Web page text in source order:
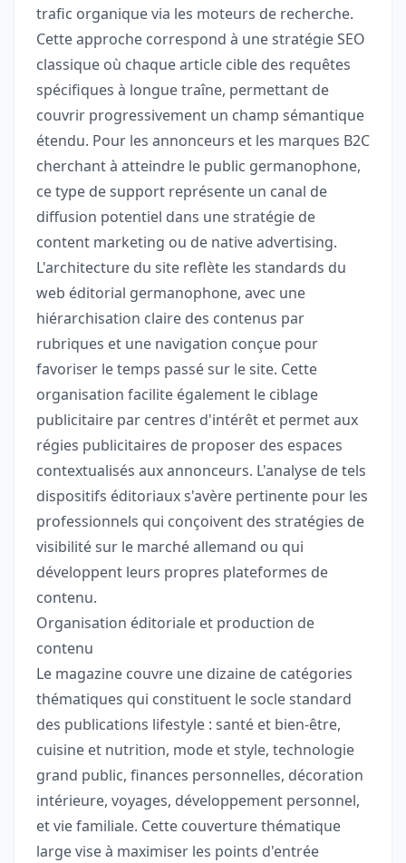
trafic organique via les moteurs de recherche.
Cette approche correspond à une stratégie SEO
classique où chaque article cible des requêtes
spécifiques à longue traîne, permettant de
couvrir progressivement un champ sémantique
étendu. Pour les annonceurs et les marques B2C
cherchant à atteindre le public germanophone,
ce type de support représente un canal de
diffusion potentiel dans une stratégie de
content marketing ou de native advertising.
L'architecture du site reflète les standards du
web éditorial germanophone, avec une
hiérarchisation claire des contenus par
rubriques et une navigation conçue pour
favoriser le temps passé sur le site. Cette
organisation facilite également le ciblage
publicitaire par centres d'intérêt et permet aux
régies publicitaires de proposer des espaces
contextualisés aux annonceurs. L'analyse de tels
dispositifs éditoriaux s'avère pertinente pour les
professionnels qui conçoivent des stratégies de
visibilité sur le marché allemand ou qui
développent leurs propres plateformes de
contenu.
Organisation éditoriale et production de
contenu
Le magazine couvre une dizaine de catégories
thématiques qui constituent le socle standard
des publications lifestyle : santé et bien-être,
cuisine et nutrition, mode et style, technologie
grand public, finances personnelles, décoration
intérieure, voyages, développement personnel,
et vie familiale. Cette couverture thématique
large vise à maximiser les points d'entrée